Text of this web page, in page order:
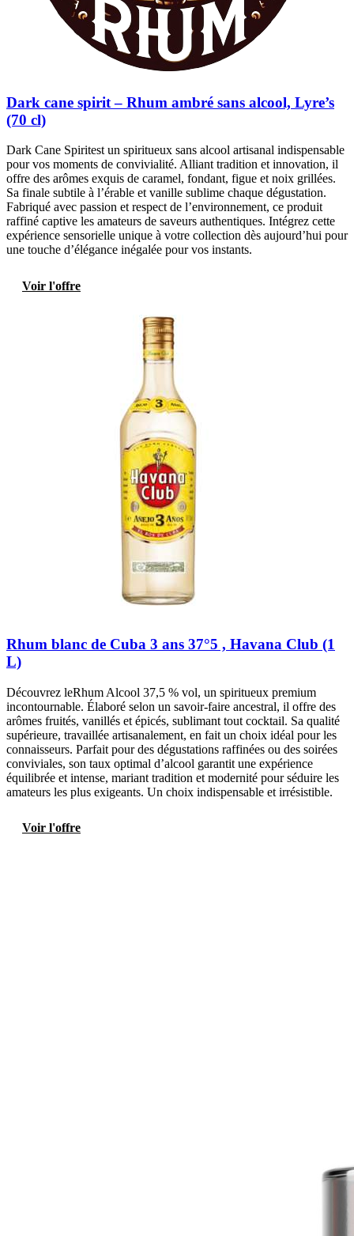
Dark cane spirit – Rhum ambré sans alcool, Lyre’s
(70 cl)
Dark Cane Spiritest un spiritueux sans alcool artisanal indispensable
pour vos moments de convivialité. Alliant tradition et innovation, il
offre des arômes exquis de caramel, fondant, figue et noix grillées.
Sa finale subtile à l’érable et vanille sublime chaque dégustation.
Fabriqué avec passion et respect de l’environnement, ce produit
raffiné captive les amateurs de saveurs authentiques. Intégrez cette
expérience sensorielle unique à votre collection dès aujourd’hui pour
une touche d’élégance inégalée pour vos instants.
Voir l'offre
Rhum blanc de Cuba 3 ans 37°5 , Havana Club (1
L)
Découvrez leRhum Alcool 37,5 % vol, un spiritueux premium
incontournable. Élaboré selon un savoir-faire ancestral, il offre des
arômes fruités, vanillés et épicés, sublimant tout cocktail. Sa qualité
supérieure, travaillée artisanalement, en fait un choix idéal pour les
connaisseurs. Parfait pour des dégustations raffinées ou des soirées
conviviales, son taux optimal d’alcool garantit une expérience
équilibrée et intense, mariant tradition et modernité pour séduire les
amateurs les plus exigeants. Un choix indispensable et irrésistible.
Voir l'offre